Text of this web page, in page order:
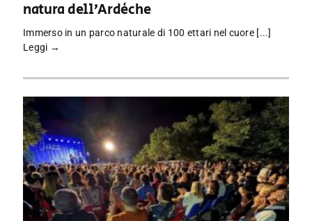
natura dell’Ardèche
Immerso in un parco naturale di 100 ettari nel cuore [...]
Leggi →